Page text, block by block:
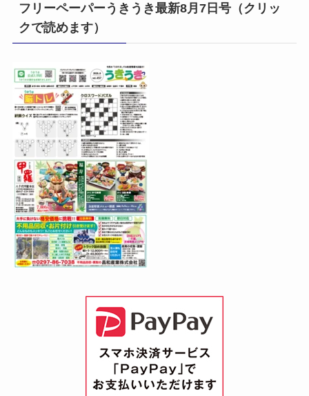
フリーペーパーうきうき最新8月7日号（クリッ
クで読めます）